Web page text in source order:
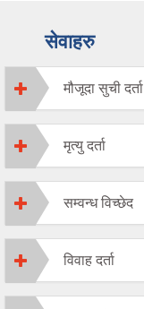
सेवाहरु
मौजूदा सुची दर्ता
मृत्यु दर्ता
सम्वन्ध विच्छेद
विवाह दर्ता